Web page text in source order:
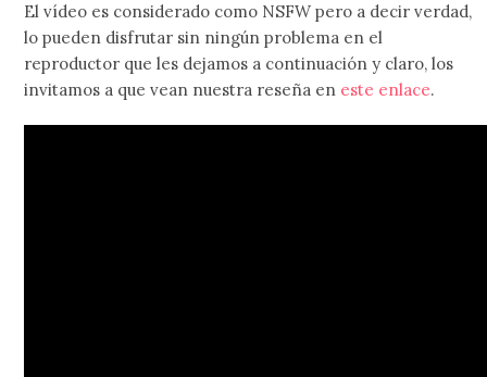
El vídeo es considerado como NSFW pero a decir verdad,
lo pueden disfrutar sin ningún problema en el
reproductor que les dejamos a continuación y claro, los
invitamos a que vean nuestra reseña en este enlace.